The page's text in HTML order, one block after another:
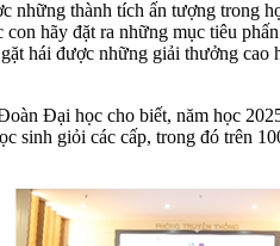
những thành tích ấn tượng trong
hãy đặt ra những mục tiêu
hái được những giải thưởng cao
Đại học cho biết, năm học
sinh giỏi các cấp, trong đó trên